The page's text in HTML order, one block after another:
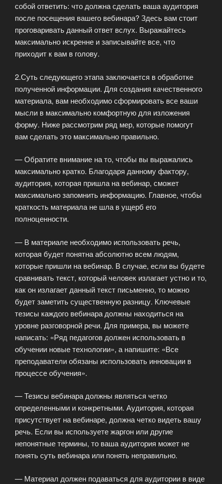
собой ответить: что должна сделать ваша аудитория
после посещения вашего вебинара? Здесь вам стоит
проговаривать данный ответ вслух. Выражайтесь
максимально искренне и записывайте все, что
приходит к вам в голову.
2.Суть следующего этапа заключается в обработке
полученной информации. Для создания качественного
материала, вам необходимо сформировать все ваши
мысли в максимально комфортную для изложения
форму. Ниже рассмотрим ряд мер, которые помогут
вам сделать это максимально правильно.
— Обратите внимание на то, чтобы вы выражались
максимально кратко. Благодаря данному фактору,
аудитория, которая пришла на вебинар, сможет
максимально запомнить информацию. Главное, чтобы
краткость материала не шла в ущерб его
полноценности.
— В материале необходимо использовать речь,
которая будет понятна абсолютно всем людям,
которые пришли на вебинар. В случае, если вы будете
сравнивать текст, который человек излагает устно и то,
как он излагает данный текст письменно, то можно
будет заметить существенную разницу. Ключевые
тезисы каждого вебинара должны находиться на
уровне разговорной речи. Для примера, вы можете
написать: «Ряд педагогов должен использовать в
обучении новые технологии», а напишите: «Все
преподаватели обязаны использовать инновации в
процессе обучения».
— Тезисы вебинара должны являться четко
определенными и конкретными. Аудитория, которая
присутствует на вебинаре, должна четко видеть вашу
речь. Если вы используете жаргон или другие
непонятные термины, то ваша аудитория может не
понять суть вебинара или понять неправильно.
— Материал должен подаваться для аудитории в виде